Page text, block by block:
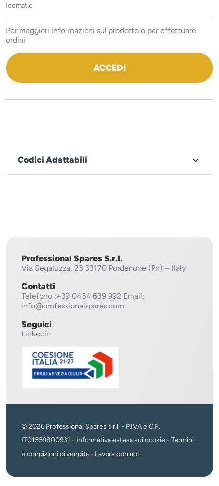
Icematic
Per maggiori informazioni sul prodotto o per effettuare
ordini
ACCEDI
Codici Adattabili 
Professional Spares S.r.l.
Via Segaluzza, 23 33170 Pordenone (Pn) – Italy
Contatti
Telefono :+39 0434 639 992 Email:
info@professionalspares.com
Seguici
Linkedin
© 2026 Professional Spares s.r.l. - P.IVA e C.F.
IT01559800931 - Informativa estesa sui cookie - Termini
e condizioni di vendita- Lavora con noi